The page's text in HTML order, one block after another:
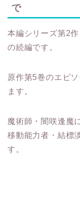
で
本編シリーズ第2
の続編です。
原作第5巻のエピ
ます。
魔術師・闇咲逢魔
移動能力者・結標
す。